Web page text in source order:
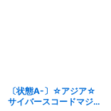
〔状態A-〕☆アジア☆
サイバースコードマジシ